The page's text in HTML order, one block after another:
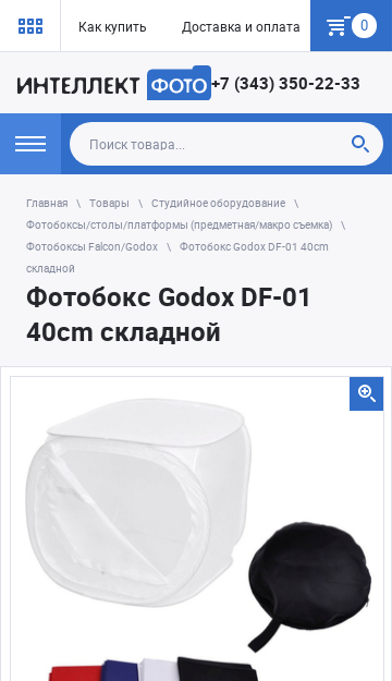
Как купить Доставка и оплата Гарантия
0
+7 (343) 350-22-33
Главная Товары
Студийное оборудование
Фотобоксы/столы/платформы (предметная/макро съемка)
Фотобоксы Falcon/Godox
Фотобокс Godox DF-01 40cm
складной
Фотобокс Godox DF-01
40cm складной